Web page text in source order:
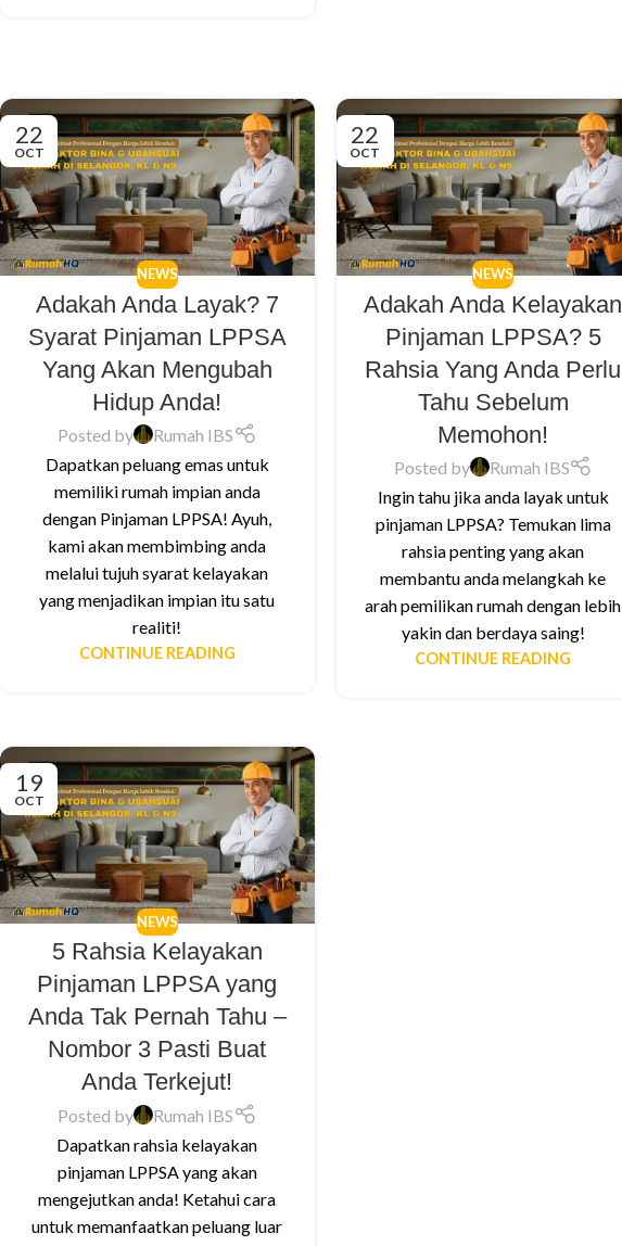
22
OCT
NEWS
Adakah Anda Layak? 7
Syarat Pinjaman LPPSA
Yang Akan Mengubah
Hidup Anda!
Posted by
Rumah IBS
Dapatkan peluang emas untuk
memiliki rumah impian anda
dengan Pinjaman LPPSA! Ayuh,
kami akan membimbing anda
melalui tujuh syarat kelayakan
yang menjadikan impian itu satu
realiti!
CONTINUE READING
22
OCT
NEWS
Adakah Anda Kelayakan
Pinjaman LPPSA? 5
Rahsia Yang Anda Perlu
Tahu Sebelum
Memohon!
Posted by
Rumah IBS
Ingin tahu jika anda layak untuk
pinjaman LPPSA? Temukan lima
rahsia penting yang akan
membantu anda melangkah ke
arah pemilikan rumah dengan lebih
yakin dan berdaya saing!
CONTINUE READING
19
OCT
NEWS
5 Rahsia Kelayakan
Pinjaman LPPSA yang
Anda Tak Pernah Tahu –
Nombor 3 Pasti Buat
Anda Terkejut!
Posted by
Rumah IBS
Dapatkan rahsia kelayakan
pinjaman LPPSA yang akan
mengejutkan anda! Ketahui cara
untuk memanfaatkan peluang luar